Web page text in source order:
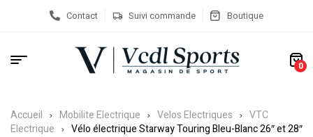
Contact Suivi commande Boutique
0
Accueil Mobilite Electrique Velos Electriques
VTC
Electrique
Vélo électrique Starway Touring Bleu-Blanc 26″ et 28″